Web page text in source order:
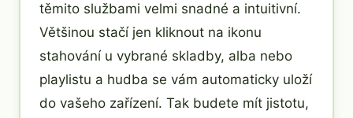
těmito službami velmi snadné a intuitivní.
Většinou stačí jen kliknout na ikonu
stahování u vybrané skladby, alba nebo
playlistu a hudba se vám automaticky uloží
do vašeho zařízení. Tak budete mít jistotu,